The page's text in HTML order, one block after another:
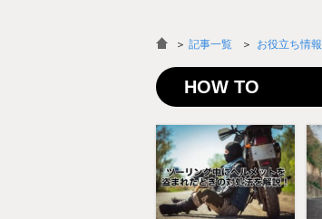
＞ 記事一覧 お役立ち情報
HOW TO